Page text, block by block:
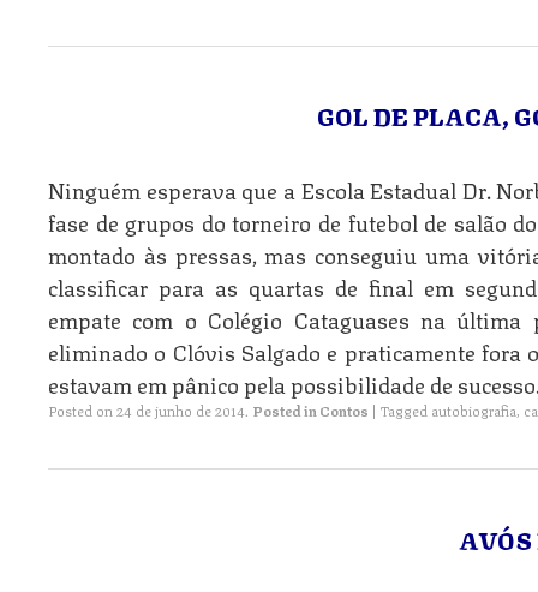
GOL DE PLACA,
Ninguém esperava que a Escola Estadual Dr.
fase de grupos do torneiro de futebol de salão
montado às pressas, mas conseguiu uma
classificar para as quartas de final em
empate com o Colégio Cataguases na
eliminado o Clóvis Salgado e praticamente fora
estavam em pânico pela possibilidade de
Posted on24 de junho de 2014. Posted inContos | Tagged autobiografia,
AVÓS